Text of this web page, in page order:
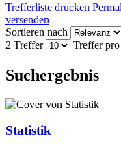
Trefferliste drucken
versenden
Sortieren nach
2 Treffer
Treffer pro
Suchergebnis
Statistik